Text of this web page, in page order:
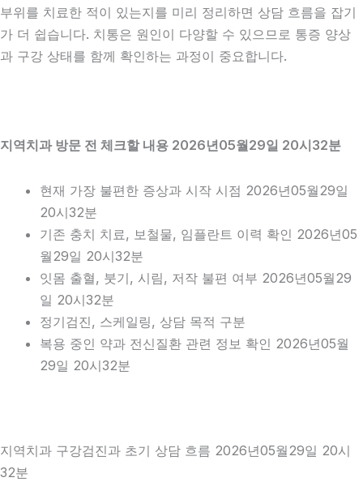
부위를 치료한 적이 있는지를 미리 정리하면 상담 흐름을 잡기
가 더 쉽습니다. 치통은 원인이 다양할 수 있으므로 통증 양상
과 구강 상태를 함께 확인하는 과정이 중요합니다.
지역치과 방문 전 체크할 내용 2026년05월29일 20시32분
현재 가장 불편한 증상과 시작 시점 2026년05월29일
20시32분
기존 충치 치료, 보철물, 임플란트 이력 확인 2026년05
월29일 20시32분
잇몸 출혈, 붓기, 시림, 저작 불편 여부 2026년05월29
일 20시32분
정기검진, 스케일링, 상담 목적 구분
복용 중인 약과 전신질환 관련 정보 확인 2026년05월
29일 20시32분
지역치과 구강검진과 초기 상담 흐름 2026년05월29일 20시
32분